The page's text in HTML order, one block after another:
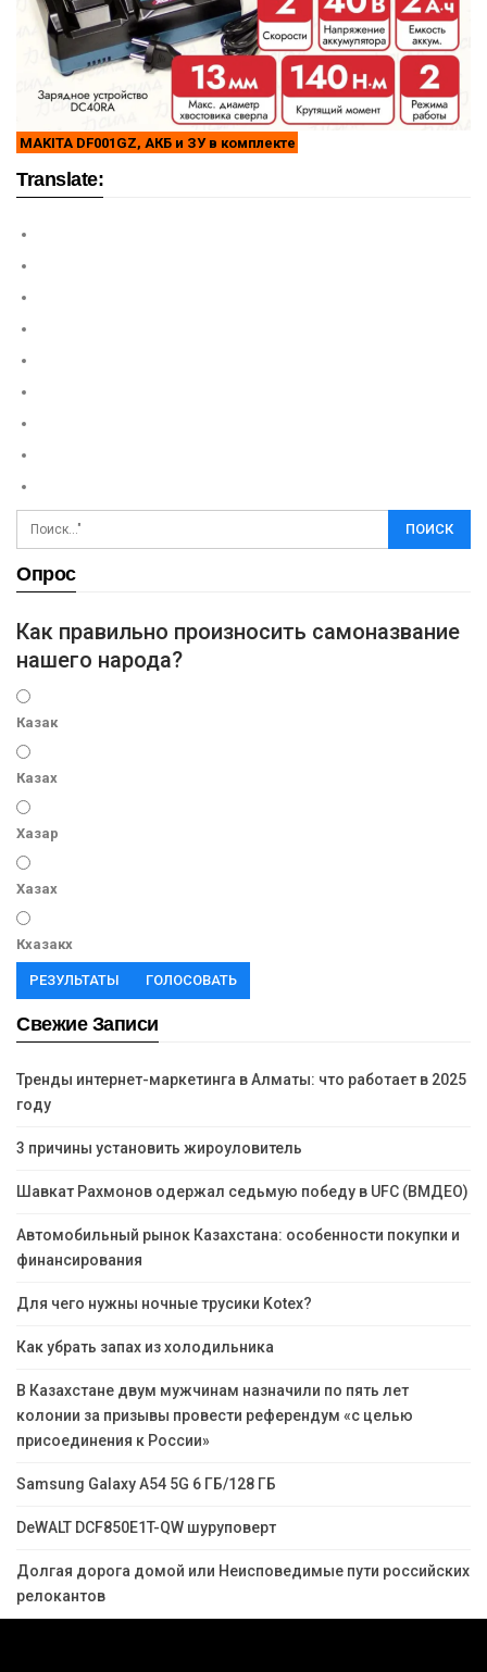
MAKITA DF001GZ, АКБ и ЗУ в комплекте
Translate:
Опрос
Как правильно произносить самоназвание
нашего народа?
Казак
Казах
Хазар
Хазах
Кхазакх
РЕЗУЛЬТАТЫ ГОЛОСОВАТЬ
Свежие Записи
Тренды интернет-маркетинга в Алматы: что работает в 2025
году
3 причины установить жироуловитель
Шавкат Рахмонов одержал седьмую победу в UFC (ВМДЕО)
Автомобильный рынок Казахстана: особенности покупки и
финансирования
Для чего нужны ночные трусики Kotex?
Как убрать запах из холодильника
В Казахстане двум мужчинам назначили по пять лет
колонии за призывы провести референдум «с целью
присоединения к России»
Samsung Galaxy A54 5G 6 ГБ/128 ГБ
DeWALT DCF850E1T-QW шуруповерт
Долгая дорога домой или Неисповедимые пути российских
релокантов